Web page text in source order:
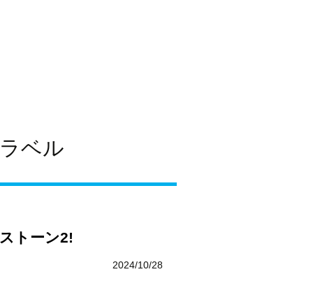
ベル
トーン2!
2024/10/28